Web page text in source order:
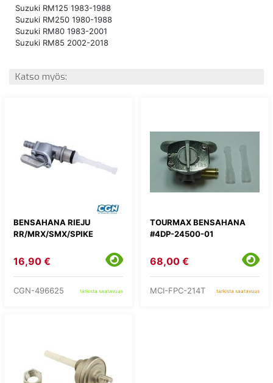
Suzuki RM125 1983-1988
Suzuki RM250 1980-1988
Suzuki RM80 1983-2001
Suzuki RM85 2002-2018
Katso myös:
BENSAHANA RIEJU
RR/MRX/SMX/SPIKE
16,90 €
CGN-496625 tarkista saatavuus
TOURMAX BENSAHANA
#4DP-24500-01
68,00 €
MCI-FPC-214T tarkista saatavuus